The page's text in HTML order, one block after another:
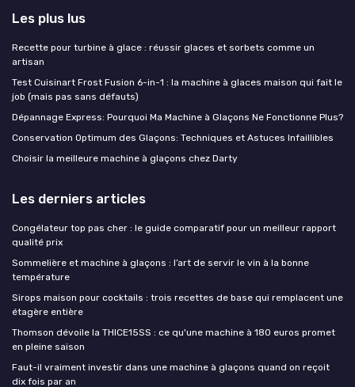
Les plus lus
Recette pour turbine à glace : réussir glaces et sorbets comme un
artisan
Test Cuisinart Frost Fusion 6-in-1 : la machine à glaces maison qui fait le
job (mais pas sans défauts)
Dépannage Express: Pourquoi Ma Machine à Glaçons Ne Fonctionne Plus?
Conservation Optimum des Glaçons: Techniques et Astuces Infaillibles
Choisir la meilleure machine à glaçons chez Darty
Les derniers articles
Congélateur top pas cher : le guide comparatif pour un meilleur rapport
qualité prix
Sommelière et machine à glaçons : l’art de servir le vin à la bonne
température
Sirops maison pour cocktails : trois recettes de base qui remplacent une
étagère entière
Thomson dévoile la THICE15SS : ce qu'une machine à 180 euros promet
en pleine saison
Faut-il vraiment investir dans une machine à glaçons quand on reçoit
dix fois par an